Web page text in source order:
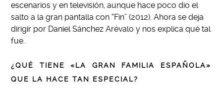
escenarios y en televisión, aunque hace poco dio el
salto a la gran pantalla con “Fin” (2012). Ahora se deja
dirigir por Daniel Sánchez Arévalo y nos explica qué tal
fue.
¿QUÉ TIENE «LA GRAN FAMILIA ESPAÑOLA»
QUE LA HACE TAN ESPECIAL?